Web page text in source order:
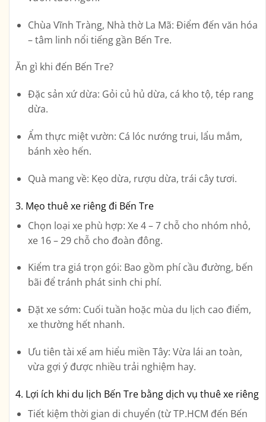
Chùa Vĩnh Tràng, Nhà thờ La Mã: Điểm đến văn hóa
– tâm linh nổi tiếng gần Bến Tre.
Ăn gì khi đến Bến Tre?
Đặc sản xứ dừa: Gỏi củ hủ dừa, cá kho tộ, tép rang
dừa.
Ẩm thực miệt vườn: Cá lóc nướng trui, lẩu mắm,
bánh xèo hến.
Quà mang về: Kẹo dừa, rượu dừa, trái cây tươi.
3. Mẹo thuê xe riêng đi Bến Tre
Chọn loại xe phù hợp: Xe 4 – 7 chỗ cho nhóm nhỏ,
xe 16 – 29 chỗ cho đoàn đông.
Kiểm tra giá trọn gói: Bao gồm phí cầu đường, bến
bãi để tránh phát sinh chi phí.
Đặt xe sớm: Cuối tuần hoặc mùa du lịch cao điểm,
xe thường hết nhanh.
Ưu tiên tài xế am hiểu miền Tây: Vừa lái an toàn,
vừa gợi ý được nhiều trải nghiệm hay.
4. Lợi ích khi du lịch Bến Tre bằng dịch vụ thuê xe riêng
Tiết kiệm thời gian di chuyển (từ TP.HCM đến Bến